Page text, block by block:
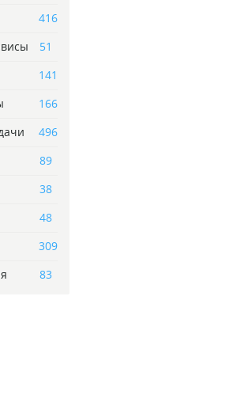
416
51
141
166
496
89
38
48
309
83